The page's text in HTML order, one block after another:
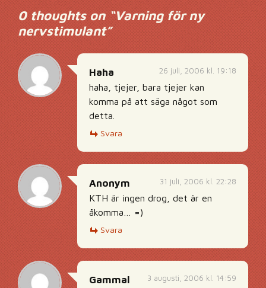
0 thoughts on “Varning för ny
nervstimulant”
26 juli, 2006 kl. 19:18
Haha
haha, tjejer, bara tjejer kan
komma på att säga något som
detta.
Svara
31 juli, 2006 kl. 22:28
Anonym
KTH är ingen drog, det är en
åkomma… =)
Svara
3 augusti, 2006 kl. 14:59
Gammal